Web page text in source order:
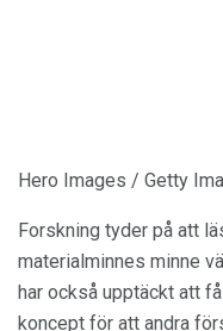
Hero Images / Getty
Forskning tyder på att
materialminnes minne
har också upptäckt att
koncept för att andra